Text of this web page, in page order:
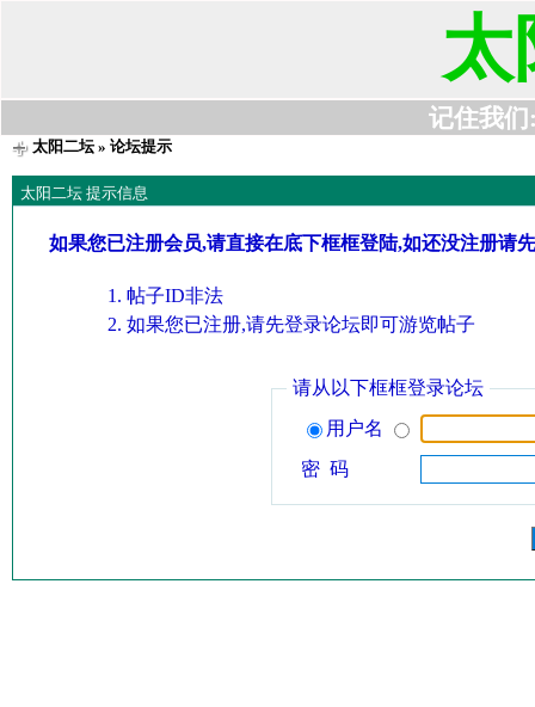
太
记住我们
太阳二坛» 论坛提示
太阳二坛 提示信息
如果您已注册会员,请直接在底下框框登陆,如还没注册请
帖子ID非法
如果您已注册,请先登录论坛即可游览帖子
请从以下框框登录论坛
用户名
密 码